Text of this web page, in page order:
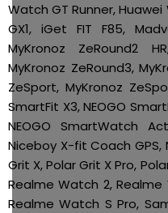
Watch GT Runner,
GX1, iGet FIT F85,
MyKronoz ZeRound2
MyKronoz ZeRound3,
ZeSport, MyKronoz
SmartFit X3, NEOGO
NEOGO SmartWatch
Niceboy X-fit Coach
Grit X, Polar Grit X Pro,
Realme Watch 2,
Realme Watch S Pro,